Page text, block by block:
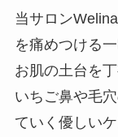
当サロン
を痛めつける
お肌の土台を
いちご鼻や毛
ていく優しい